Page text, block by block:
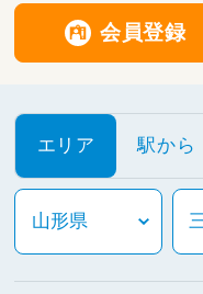
会員登録
エリア 駅から